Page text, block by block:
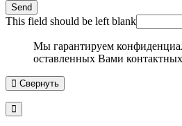
Send
This field should be left blank
Мы гарантируем
оставленных Вами
Свернуть